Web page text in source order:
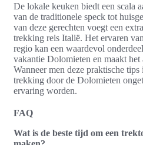
De lokale keuken biedt een scala
van de traditionele speck tot
van deze gerechten voegt een
trekking reis Italië. Het ervaren
regio kan een waardevol
vakantie Dolomieten en maakt
Wanneer men deze praktische
trekking door de Dolomieten
ervaring worden.
FAQ
Wat is de beste tijd om een